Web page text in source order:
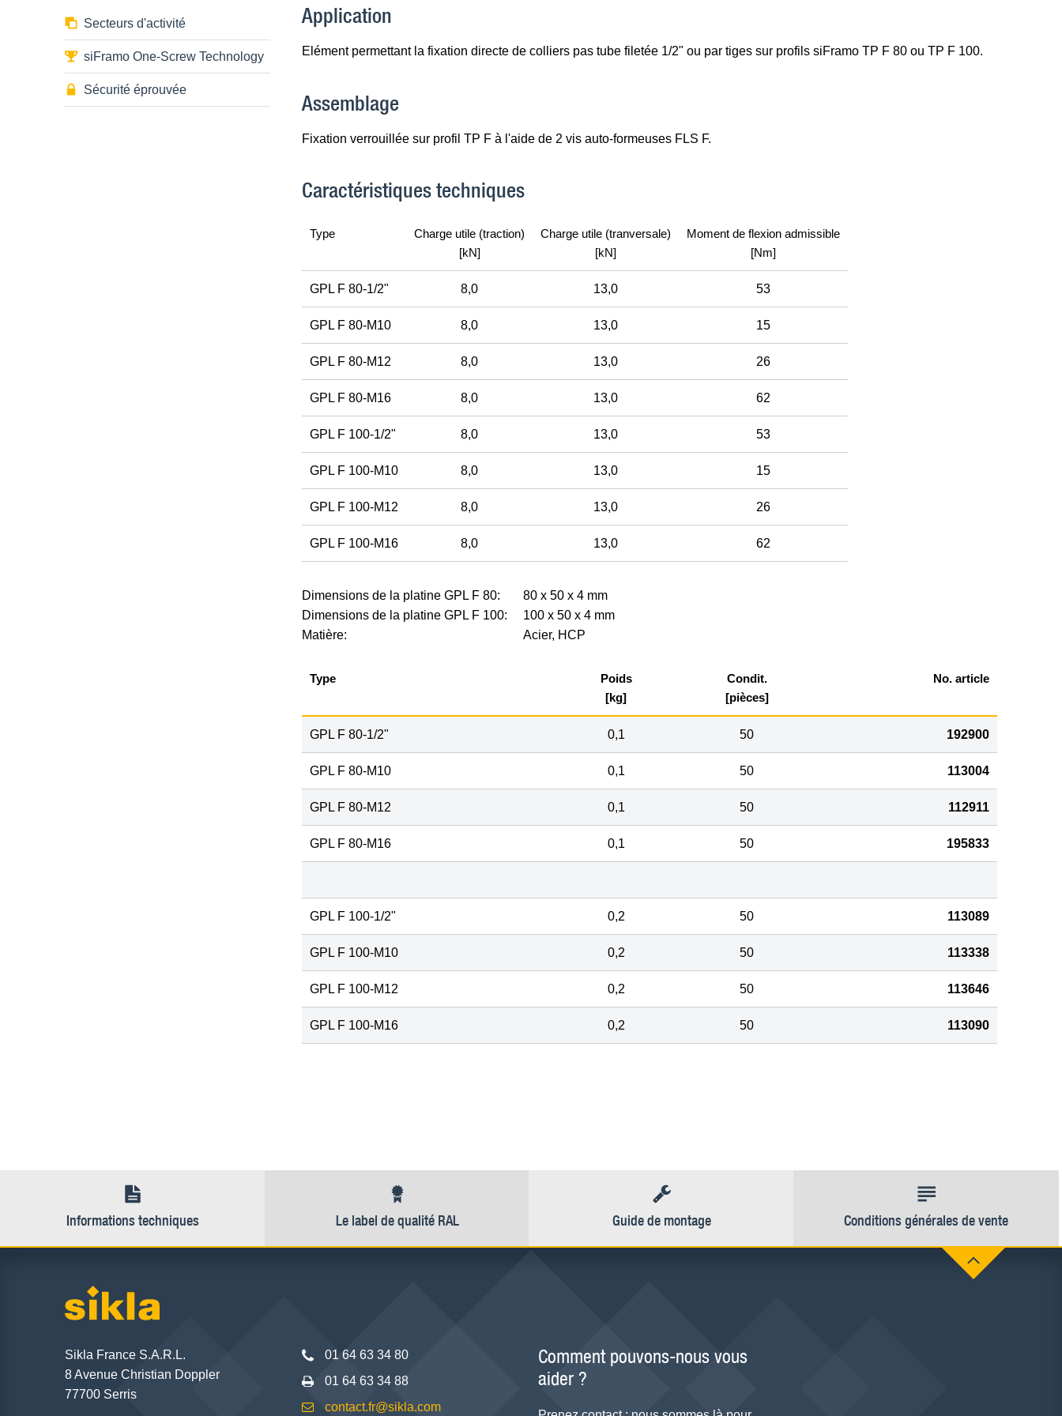
Secteurs d'activité
siFramo One-Screw Technology
Sécurité éprouvée
Application
Elément permettant la fixation directe de colliers pas tube filetée 1/2" ou par tiges sur profils siFramo TP F 80 ou TP F 100.
Assemblage
Fixation verrouillée sur profil TP F à l'aide de 2 vis auto-formeuses FLS F.
Caractéristiques techniques
Type
Charge utile (traction)
[kN]
Charge utile (tranversale)
[kN]
Moment de flexion admissible
[Nm]
GPL F 80-1/2" 8,0 13,0 53
GPL F 80-M10 8,0 13,0 15
GPL F 80-M12 8,0 13,0 26
GPL F 80-M16 8,0 13,0 62
GPL F 100-1/2" 8,0 13,0 53
GPL F 100-M10 8,0 13,0 15
GPL F 100-M12 8,0 13,0 26
GPL F 100-M16 8,0 13,0 62
Dimensions de la platine GPL F 80:
80 x 50 x 4 mm
Dimensions de la platine GPL F 100:
100 x 50 x 4 mm
Matière:
Acier, HCP
Type
Poids
[kg]
Condit.
[pièces]
No. article
GPL F 80-1/2" 0,1 50 192900
GPL F 80-M10 0,1 50 113004
GPL F 80-M12 0,1 50 112911
GPL F 80-M16 0,1 50 195833
GPL F 100-1/2" 0,2 50 113089
GPL F 100-M10 0,2 50 113338
GPL F 100-M12 0,2 50 113646
GPL F 100-M16 0,2 50 113090
Informations techniques Le label de qualité RAL Guide de montage Conditions générales de vente
Sikla France S.A.R.L.
8 Avenue Christian Doppler
77700 Serris
01 64 63 34 80
01 64 63 34 88
contact.fr@sikla.com
Comment pouvons-nous vous
aider ?